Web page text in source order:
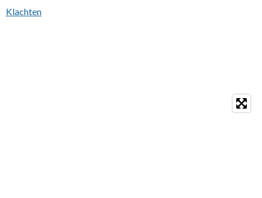
Klachten